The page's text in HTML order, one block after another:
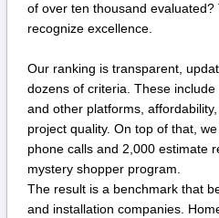
of over ten thousand evaluated?
recognize excellence.
Our ranking is transparent,
dozens of criteria. These include
and other platforms,
project quality. On top of that,
phone calls and 2,000 estimate
mystery shopper program.
The result is a benchmark that
and installation companies.